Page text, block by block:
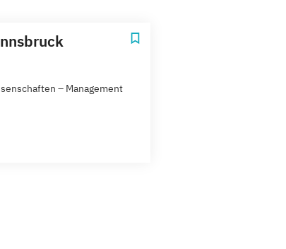
– Management